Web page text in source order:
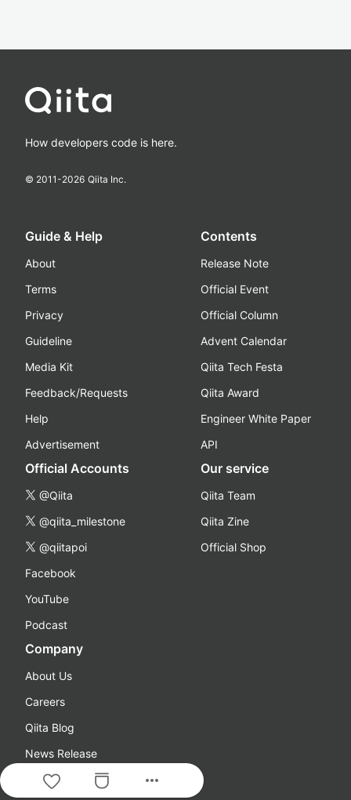
more_horiz
How developers code is here.
© 2011-2026 Qiita Inc.
Guide & Help
About
Terms
Privacy
Guideline
Media Kit
Feedback/Requests
Help
Advertisement
Contents
Release Note
Official Event
Official Column
Advent Calendar
Qiita Tech Festa
Qiita Award
Engineer White Paper
API
Official Accounts
@Qiita
@qiita_milestone
@qiitapoi
Facebook
YouTube
Podcast
Our service
Qiita Team
Qiita Zine
Official Shop
Company
About Us
Careers
Qiita Blog
News Release